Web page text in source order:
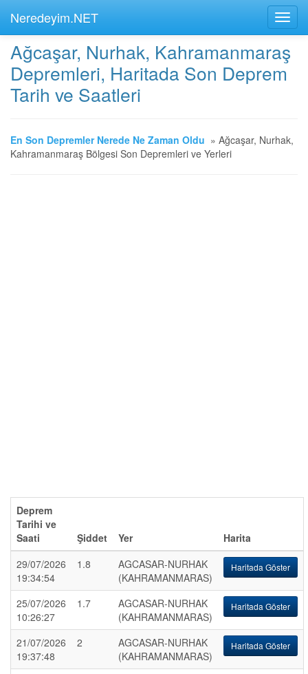
Neredeyim.NET
Ağcaşar, Nurhak, Kahramanmaraş
Depremleri, Haritada Son Deprem
Tarih ve Saatleri
En Son Depremler Nerede Ne Zaman Oldu » Ağcaşar, Nurhak,
Kahramanmaraş Bölgesi Son Depremleri ve Yerleri
Deprem
Tarihi ve
Saati
Şiddet Yer
Harita
29/07/2026
19:34:54
1.8
AGCASAR-NURHAK
(KAHRAMANMARAS)
Haritada Göster
25/07/2026
10:26:27
1.7
AGCASAR-NURHAK
(KAHRAMANMARAS)
Haritada Göster
21/07/2026
19:37:48
2
AGCASAR-NURHAK
(KAHRAMANMARAS)
Haritada Göster